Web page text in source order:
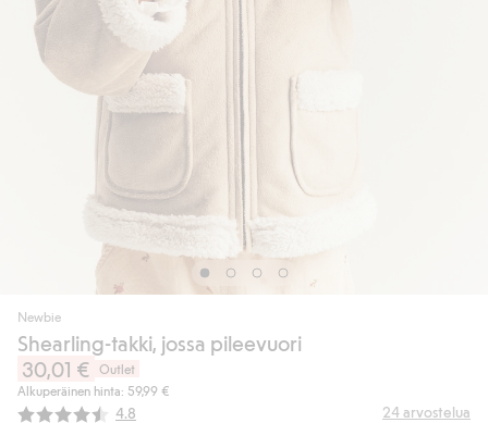
Newbie
Shearling-takki, jossa pileevuori
30,01 €
Outlet
Alkuperäinen hinta: 59,99 €
Keskimääräinen luokitus:
4.8 24arvostelua